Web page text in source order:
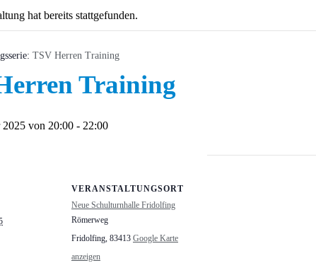
hat bereits stattgefunden.
TSV Herren Training
Training
von 20:00 - 22:00
VERANSTALTUNGSORT
Neue Schulturnhalle Fridolfing
Römerweg
Fridolfing, 83413 Google Karte
anzeigen